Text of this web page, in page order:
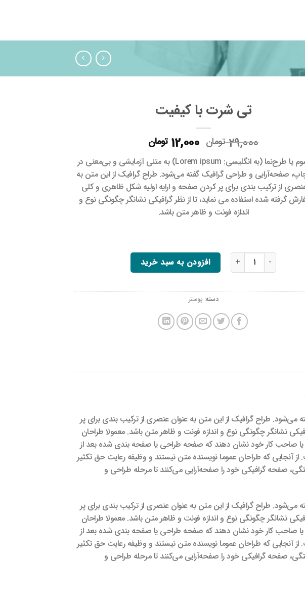
تی شرت با کیفیت
29,000 تومان قیمت
اصلی
29,000 تومان
بود.
12,000 تومانقیمت
فعلی
12,000 تومان
است.
لورم ایپسوم یا طرح‌نما (به انگلیسی: Lorem ipsum) به متنی آزمایشی و بی‌معنی در
صفحه‌آرایی و طراحی گرافیک گفته می‌شود. طراح گرافیک از این متن به
از ترکیب بندی برای پر کردن صفحه و ارایه اولیه شکل ظاهری و کلی
گرفته شده استفاده می نماید، تا از نظر گرافیکی نشانگر چگونگی نوع و
اندازه فونت و ظاهر متن باشد.
تی شرت با کیفیت عدد افزودن به سبد خرید
دسته: پوستر
طراح گرافیک از این متن به عنوان عنصری از ترکیب بندی برای پر
نشانگر چگونگی نوع و اندازه فونت و ظاهر متن باشد. معمولا طراحان
یا صاحب کار خود نشان دهند که صفحه طراحی یا صفحه بندی شده بعد از
آنجایی که طراحان عموما نویسنده متن نیستند و وظیفه رعایت حق تکثیر
صفحه گرافیکی خود را صفحه‌آرایی می‌کنند تا مرحله طراحی و
طراح گرافیک از این متن به عنوان عنصری از ترکیب بندی برای پر
نشانگر چگونگی نوع و اندازه فونت و ظاهر متن باشد. معمولا طراحان
یا صاحب کار خود نشان دهند که صفحه طراحی یا صفحه بندی شده بعد از
آنجایی که طراحان عموما نویسنده متن نیستند و وظیفه رعایت حق تکثیر
صفحه گرافیکی خود را صفحه‌آرایی می‌کنند تا مرحله طراحی و